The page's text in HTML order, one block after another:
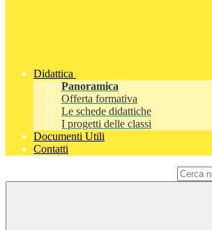
Didattica
Panoramica
Offerta formativa
Le schede didattiche
I progetti delle classi
Documenti Utili
Contatti